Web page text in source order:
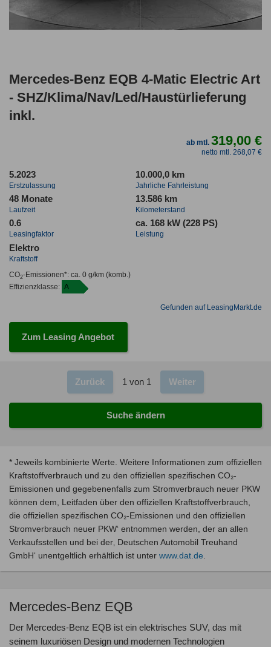
Mercedes-Benz EQB 4-Matic Electric Art
- SHZ/Klima/Nav/Led/Haustürlieferung
inkl.
ab mtl.319,00 €
netto mtl. 268,07 €
5.2023
Erstzulassung
10.000,0 km
Jahrliche Fahrleistung
48 Monate
Laufzeit
13.586 km
Kilometerstand
0.6
Leasingfaktor
ca. 168 kW (228 PS)
Leistung
Elektro
Kraftstoff
CO2-Emissionen*: ca. 0 g/km(komb.)
Effizienzklasse: A
Gefunden auf LeasingMarkt.de
Zum Leasing Angebot
Zurück 1 von 1 Weiter
Suche ändern
* Jeweils kombinierte Werte. Weitere Informationen zum offiziellen
Kraftstoffverbrauch und zu den offiziellen spezifischen CO₂-
Emissionen und gegebenenfalls zum Stromverbrauch neuer PKW
können dem, Leitfaden über den offiziellen Kraftstoffverbrauch,
die offiziellen spezifischen CO₂-Emissionen und den offiziellen
Stromverbrauch neuer PKW‘ entnommen werden, der an allen
Verkaufsstellen und bei der‚ Deutschen Automobil Treuhand
GmbH‘ unentgeltlich erhältlich ist unter www.dat.de
Mercedes-Benz EQB
Der Mercedes-Benz EQB ist ein elektrisches SUV, das mit
seinem luxuriösen Design und modernen Technologien